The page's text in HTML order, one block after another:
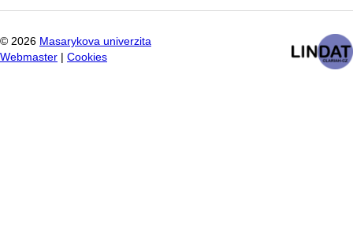
© 2026 Masarykova univerzita
Webmaster
Cookies